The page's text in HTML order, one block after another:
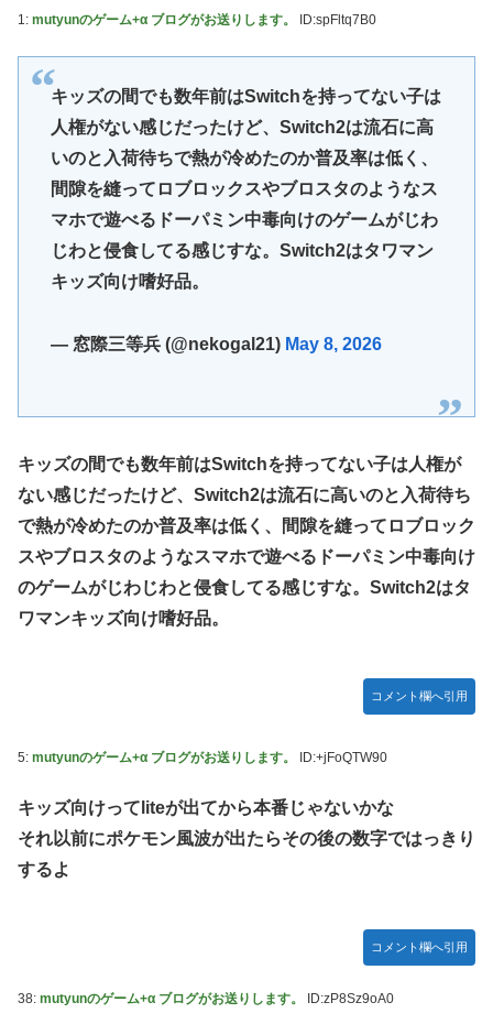
【スト6】待望の全体バランス調整、バトル変更リスト
【速報】日本一ソフトウェア「定価9000円のゲームです。
買って下さい。」→結果・・・
【訃報】人気Vtuberの犬、19歳で死去
とんでもない「積みプラ」がテレビで放送されてしまう
【正論】X民「真の弱者男性は恋愛ゲームとかアニメ見てな
い。本当の闇を見せるね」←170000バズwwwwwww
【シンデレラガールズ】 百鬼夜行をテーマとしたPOP UP
SHOPが東京・大阪にて開催
「始まりの巫女」
【悲報】ハンターハンター連載再開の様子、全くないｗｗｗ
ｗｗｗｗｗｗｗｗｗｗ
【画像】吉岡里帆さん、モリマン具合がよくわかる証拠がこ
ちらｗｗｗｗｗｗ
【艦これ】E3-3はスク水パーティでOk？
【祝砲】大人気ウマ娘声優、一般男性と結婚するｗｗｗｗｗ
超能力が使えるようになったので限界まで極める事にした
【艦これ】これがラ級ちゃんの水着modeか・・・！
が増えているらしい
【遊戯王】「ドミナス・スパーク」ってそんなに強えのか？
【朗報】FFジジイ「FF7は衝撃的じゃった…」←これガチ本
【エヴァンゲリオン】 セガ「アヤナミレイ（仮称）‐プラグ
スーツVer.」プライズフィギュア【彩色原型公開】
あなたは衛宮士郎の代わりに五次に挑むようです 第411話
73milで契約延長合意
エクスアリーナ松戸がディスクアップ2を撤去したらしくデ
ィスクアッパーさん達から落胆の声
結局おまえらが求める『RPGの理想の主人公』って一体どう
いうのなん？
1: mutyunのゲーム+α ブログがお送りします。 ID:spFltq7B0
キッズの間でも数年前はSwitchを持ってない子は
人権がない感じだったけど、Switch2は流石に高
いのと入荷待ちで熱が冷めたのか普及率は低く、
間隙を縫ってロブロックスやブロスタのようなス
マホで遊べるドーパミン中毒向けのゲームがじわ
じわと侵食してる感じすな。Switch2はタワマン
キッズ向け嗜好品。
— 窓際三等兵 (@nekogal21) May 8, 2026
キッズの間でも数年前はSwitchを持ってない子は人権が
ない感じだったけど、Switch2は流石に高いのと入荷待ち
で熱が冷めたのか普及率は低く、間隙を縫ってロブロック
スやブロスタのようなスマホで遊べるドーパミン中毒向け
のゲームがじわじわと侵食してる感じすな。Switch2はタ
ワマンキッズ向け嗜好品。
コメント欄へ引用
5: mutyunのゲーム+α ブログがお送りします。 ID:+jFoQTW90
キッズ向けってliteが出てから本番じゃないかな
それ以前にポケモン風波が出たらその後の数字ではっきり
するよ
コメント欄へ引用
38: mutyunのゲーム+α ブログがお送りします。 ID:zP8Sz9oA0